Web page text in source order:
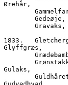
Ørehår,
1833.	Gletchergræs, Guanacogræs, Griffelgræs og
Glyffgræs,
Gulaks,